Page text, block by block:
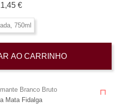
€Preço
750ml
AO CARRINHO
Mata Fidalga